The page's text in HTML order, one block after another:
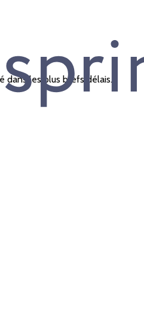
dans les plus brefs délais.